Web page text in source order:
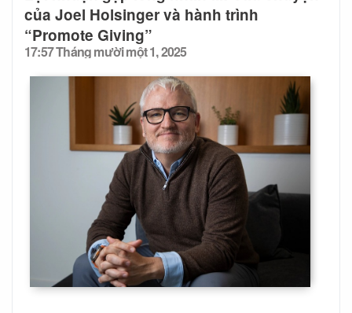
của Joel Holsinger và hành trình
“Promote Giving”
Posted
on
17:57 Tháng mười một 1, 2025